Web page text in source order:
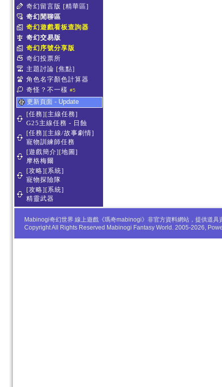
奇幻留言版 [精華區]
奇幻閒聊區
奇幻遊戲看板查詢器
奇幻交易版
奇幻序號分享版
奇幻投票所
主題討論 [焦點]
角色名字顏色計算器
奇怪？不一樣 #5
更新頁面 - Update
[任務][主線任務]
G25主線任務 - 日蝕
[任務][主線/故事劇情]
寵物訓練師任務
[遊戲簡介][地圖]
摩格梅爾
[攻略][系統]
寵物探險隊
[攻略][系統]
精靈武器
Mabinogi奇幻世界 線上遊戲《瑪奇mabinogi》非官方資料網站，提供道
Copyright All Rights Reserved Mabinogi Fantasy World. 2005-2026,